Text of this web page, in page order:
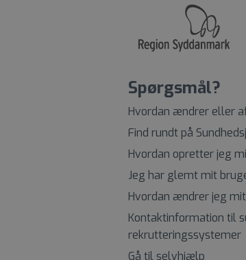
Spørgsmål?
Hvordan ændrer eller
Find rundt på
Hvordan opretter jeg
Jeg har glemt mit
Hvordan ændrer jeg
Kontaktinformation til
rekrutteringssystemer
Gå til selvhjælp